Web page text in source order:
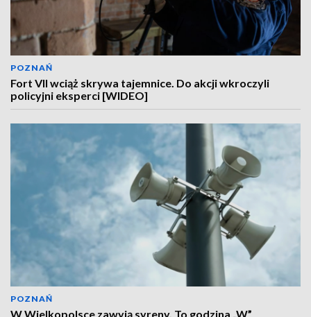
POZNAŃ
Fort VII wciąż skrywa tajemnice. Do akcji wkroczyli
policyjni eksperci [WIDEO]
POZNAŃ
W Wielkopolsce zawyją syreny. To godzina „W”